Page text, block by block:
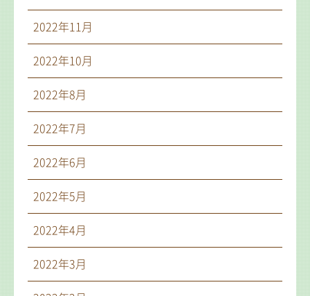
2022年11月
2022年10月
2022年8月
2022年7月
2022年6月
2022年5月
2022年4月
2022年3月